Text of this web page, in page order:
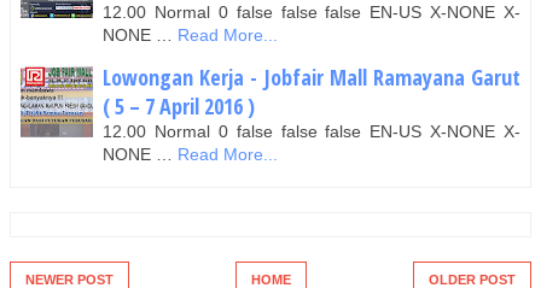
12.00 Normal 0 false false false EN-US X-NONE X-
NONE …
Read More...
Lowongan Kerja - Jobfair Mall Ramayana Garut
( 5 – 7 April 2016 )
12.00 Normal 0 false false false EN-US X-NONE X-
NONE …
Read More...
NEWER POST OLDER POST
HOME